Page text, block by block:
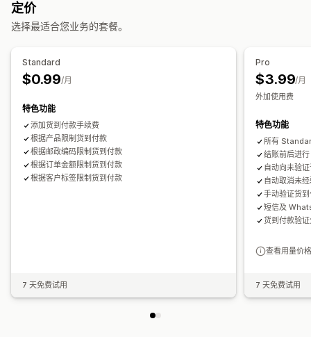
定价
选择最适合您业务的套餐。
Standard
$0.99/月
特色功能
添加货到付款手续费
根据产品限制货到付款
根据邮政编码限制货到付款
根据订单金额限制货到付款
根据客户标签限制货到付款
7 天免费试用
Pro
$3.99/月
外加使用费
特色功能
所有
结账前后进
自动向未验
自动取消未
手动验证货
短信及
货到付款验
查看用量价
7 天免费试用